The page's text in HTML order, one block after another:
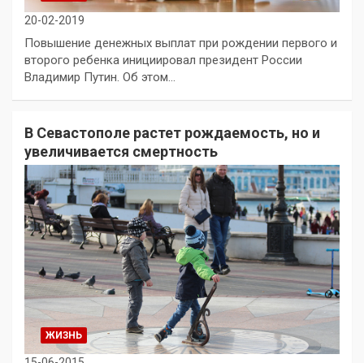
20-02-2019
Повышение денежных выплат при рождении первого и
второго ребенка инициировал президент России
Владимир Путин. Об этом…
В Севастополе растет рождаемость, но и
увеличивается смертность
ЖИЗНЬ